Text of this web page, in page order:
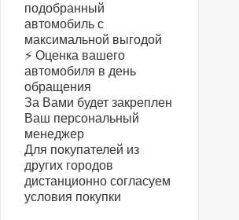
подобранный
автомобиль с
максимальной выгодой
⚡️ Оценка вашего
автомобиля в день
обращения
За Вами будет закреплен
Ваш персональный
менеджер
Для покупателей из
других городов
дистанционно согласуем
условия покупки